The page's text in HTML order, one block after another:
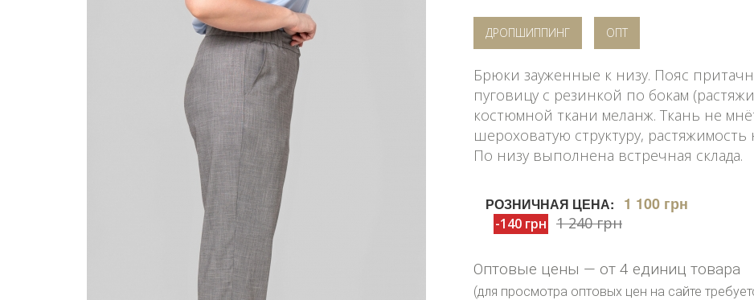
ДРОПШИППИНГ ОПТ
Брюки зауженные к низу. Пояс
пуговицу с резинкой по бокам
костюмной ткани меланж. Ткань не
шероховатую структуру,
По низу выполнена встречная склада.
РОЗНИЧНАЯ ЦЕНА: 1 100 грн
-140 грн 1 240 грн
Оптовые цены — от 4 единиц товара
(для просмотра оптовых цен на сайте